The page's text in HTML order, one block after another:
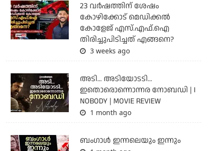
23 വർഷത്തിന് ശേഷം
കോഴിക്കോട് മെഡിക്കൽ
കോളേജ് എസ്.എഫ്.ഐ
തിരിച്ചുപിടിച്ചത് എങ്ങനെ?
3 weeks ago
അടി... അടിയോടടി...
ഇതൊരൊന്നൊന്നര നോബഡി | I
NOBODY | MOVIE REVIEW
1 month ago
ബംഗാള്‍ ഇന്നലെയും ഇന്നും